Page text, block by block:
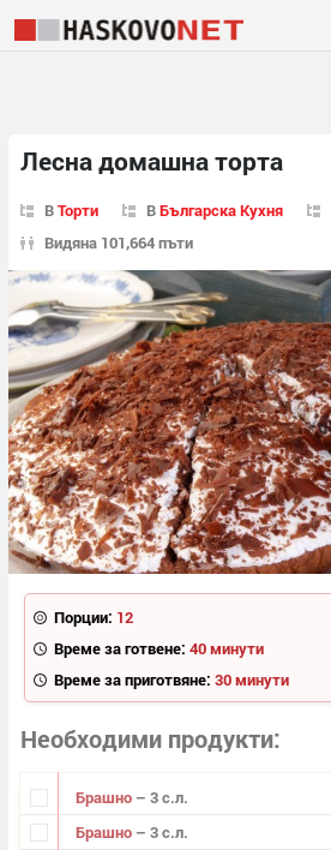
Лесна домашна торта
ВТорти ВБългарска Кухня
Видяна 101,664 пъти
Порции: 12
Време за готвене: 40 минути
Време за приготвяне: 30 минути
Необходими продукти
Брашно – 3 с.л.
Брашно – 3 с.л.